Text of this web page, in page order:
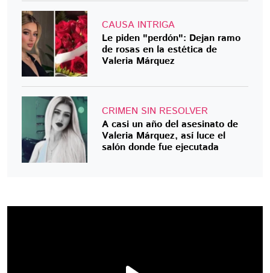
CAUSA INTRIGA
Le piden "perdón": Dejan ramo
de rosas en la estética de
Valeria Márquez
CRIMEN SIN RESOLVER
A casi un año del asesinato de
Valeria Márquez, así luce el
salón donde fue ejecutada